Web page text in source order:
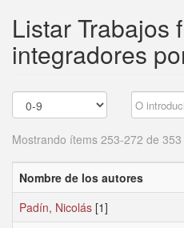
Listar Trabajos
integradores
Mostrando ítems 253-272 de 353
Nombre de los autores
Padín, Nicolás [1]